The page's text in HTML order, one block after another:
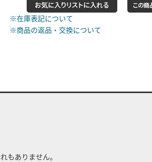
※在庫表記について
※商品の返品・交換について
もありません。